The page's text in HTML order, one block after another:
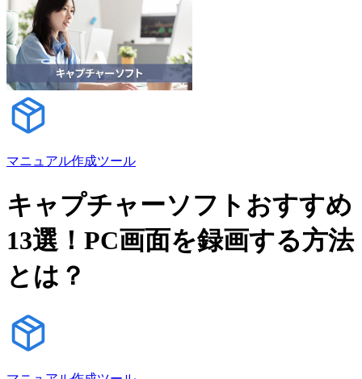
マニュアル作成ツール
キャプチャーソフトおすすめ
13選！PC画面を録画する方法
とは？